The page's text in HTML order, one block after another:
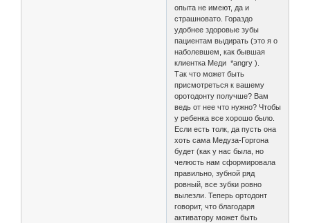
опыта не имеют, да и
страшновато. Гораздо
удобнее здоровые зубы
пациентам выдирать (это я о
наболевшем, как бывшая
клиентка Меди *angry ).
Так что может быть
присмотреться к вашему
оротодонту получше? Вам
ведь от нее что нужно? Чтобы
у ребенка все хорошо было.
Если есть толк, да пусть она
хоть сама Медуза-Горгона
будет (как у нас была, но
челюсть нам сформировала
правильно, зубной ряд
ровный, все зубки ровно
вылезли. Теперь ортодонт
говорит, что благодаря
активатору может быть